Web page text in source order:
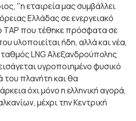
"η εταιρεία μας συμβάλλει
Ελλάδας σε ενεργειακό
TAP που τέθηκε πρόσφατα σε
υλοποιείται ήδη, αλλά και νέα,
LNG Αλεξανδρούπολης
υγροποιημένο φυσικό
του πλανήτη και θα
όχι μόνο η ελληνική αγορά,
μέχρι την Κεντρική